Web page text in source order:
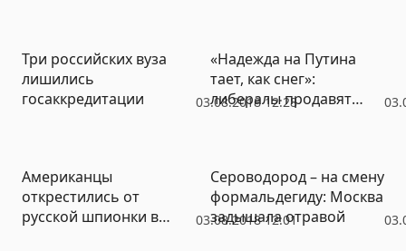
03.08.2018 12:28
Три российских вуза
лишились
госаккредитации
«Надежда на Путина
тает, как снег»:
либералы продавят
03.08.2018 12:01
Американцы
открестились от
русской шпионки в
Сероводород – на смену
формальдегиду: Москва
задышала отравой